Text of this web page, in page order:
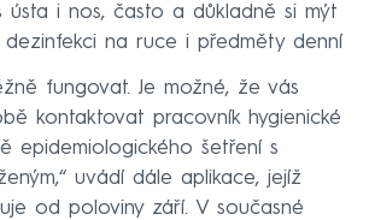
ústa i nos, často a důkladně si mýt
na ruce i předměty denní
fungovat. Je možné, že vás
kontaktovat pracovník hygienické
epidemiologického šetření s
uvádí dále aplikace, jejíž
od poloviny září. V současné